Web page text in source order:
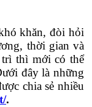
khăn, đòi hỏi
thời gian và
thì mới có thể
đây là những
chia sẻ nhiều
.